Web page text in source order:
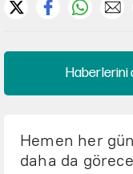
Haberlerini
Hemen her
daha da